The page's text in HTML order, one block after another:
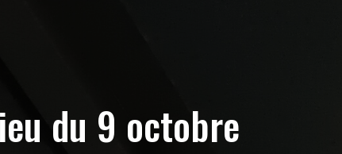
du 9 octobre